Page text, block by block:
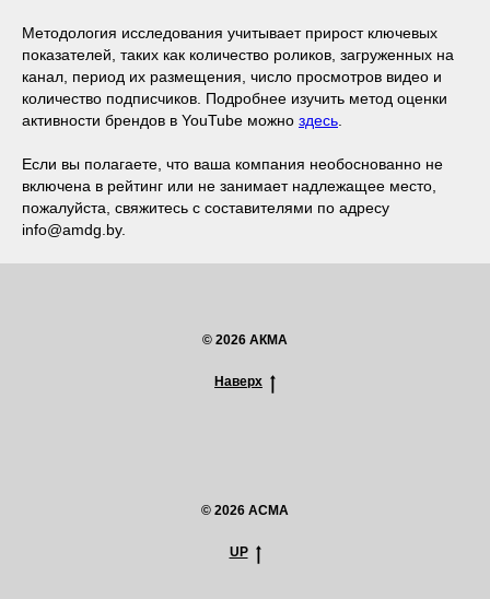
Методология исследования учитывает прирост ключевых
показателей, таких как количество роликов, загруженных на
канал, период их размещения, число просмотров видео и
количество подписчиков. Подробнее изучить метод оценки
активности брендов в YouTube можно здесь
Если вы полагаете, что ваша компания необоснованно не
включена в рейтинг или не занимает надлежащее место,
пожалуйста, свяжитесь с составителями по адресу
info@amdg.by.
© 2026 АКМА
Наверх
© 2026 ACMA
UP